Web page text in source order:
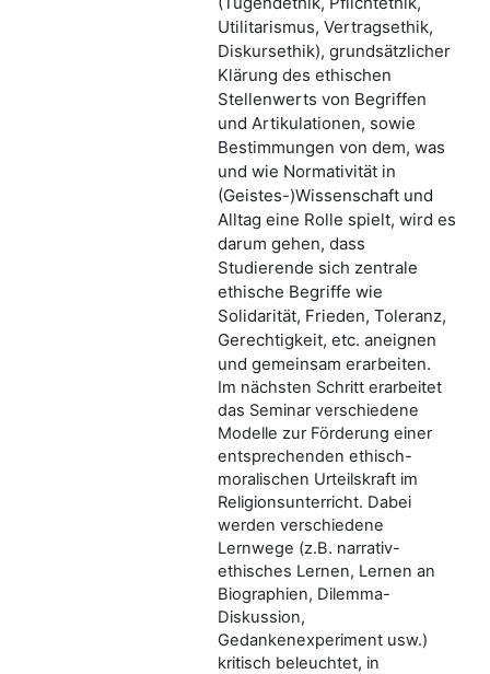
Utilitarismus, Vertragsethik,
Diskursethik), grundsätzlicher
Klärung des ethischen
Stellenwerts von Begriffen
und Artikulationen, sowie
Bestimmungen von dem, was
und wie Normativität in
(Geistes-)Wissenschaft und
Alltag eine Rolle spielt, wird es
darum gehen, dass
Studierende sich zentrale
ethische Begriffe wie
Solidarität, Frieden, Toleranz,
Gerechtigkeit, etc. aneignen
und gemeinsam erarbeiten.
Im nächsten Schritt erarbeitet
das Seminar verschiedene
Modelle zur Förderung einer
entsprechenden ethisch-
moralischen Urteilskraft im
Religionsunterricht. Dabei
werden verschiedene
Lernwege (z.B. narrativ-
ethisches Lernen, Lernen an
Biographien, Dilemma-
Diskussion,
Gedankenexperiment usw.)
kritisch beleuchtet, in